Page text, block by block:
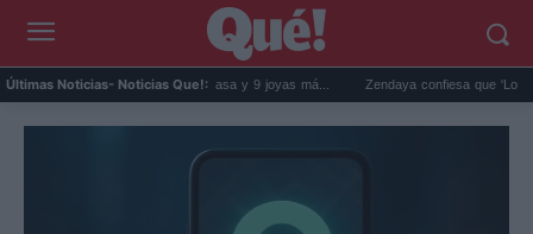
Últimas Noticias- Noticias Que!:
La última casa y 9 joyas má... Zendaya confiesa que 'Lo imposible' le